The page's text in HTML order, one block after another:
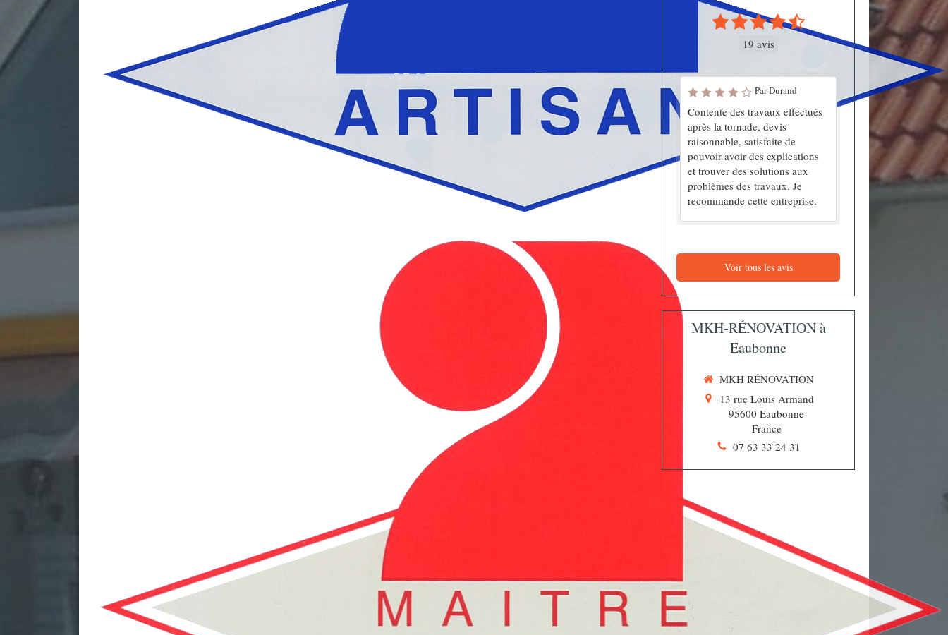
19 avis
Par Durand
Contente des travaux effectués
après la tornade, devis
raisonnable, satisfaite de
pouvoir avoir des explications
et trouver des solutions aux
problèmes des travaux. Je
recommande cette entreprise.
Voir tous les avis
MKH-RÉNOVATION à
Eaubonne
MKH RÉNOVATION
13 rue Louis Armand
95600 Eaubonne
France
07 63 33 24 31